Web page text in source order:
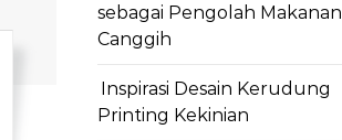
sebagai Pengolah Makanan
Canggih
Inspirasi Desain Kerudung
Printing Kekinian